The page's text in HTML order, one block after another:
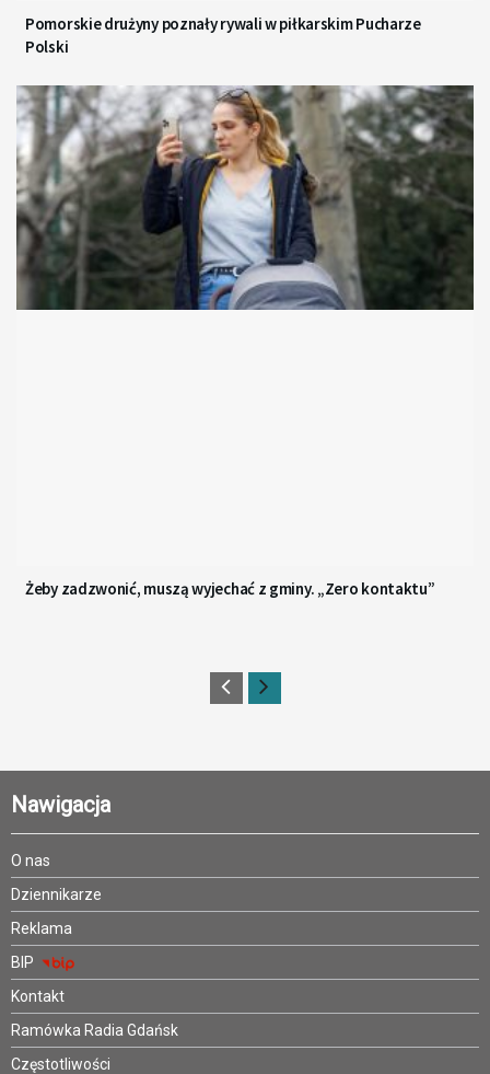
Pomorskie drużyny poznały rywali w piłkarskim Pucharze
Polski
Żeby zadzwonić, muszą wyjechać z gminy. „Zero kontaktu”
Nawigacja
O nas
Dziennikarze
Reklama
BIP
Kontakt
Ramówka Radia Gdańsk
Częstotliwości